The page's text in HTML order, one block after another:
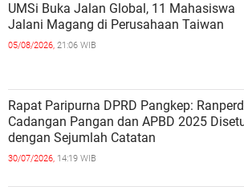
UMSi Buka Jalan Global, 11 Mahasiswa
Jalani Magang di Perusahaan Taiwan
05/08/2026, 21:06 WIB
Rapat Paripurna DPRD Pangkep:
Cadangan Pangan dan APBD 2025
dengan Sejumlah Catatan
30/07/2026, 14:19 WIB